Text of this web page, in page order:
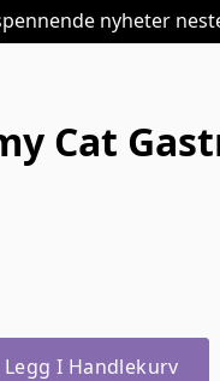
nyheter
Cat
Legg I Handlekurv